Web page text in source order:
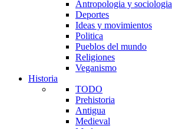
Antropologia y sociologia
Deportes
Ideas y movimientos
Politica
Pueblos del mundo
Religiones
Veganismo
Historia
TODO
Prehistoria
Antigua
Medieval